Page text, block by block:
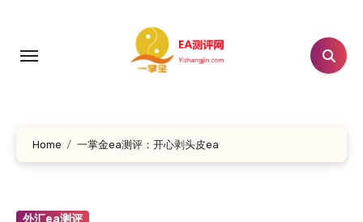
Home 一掌金ea测评：开心剥头皮ea
外汇ea测评